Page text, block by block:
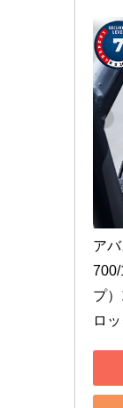
ア
700/
プ
ロ